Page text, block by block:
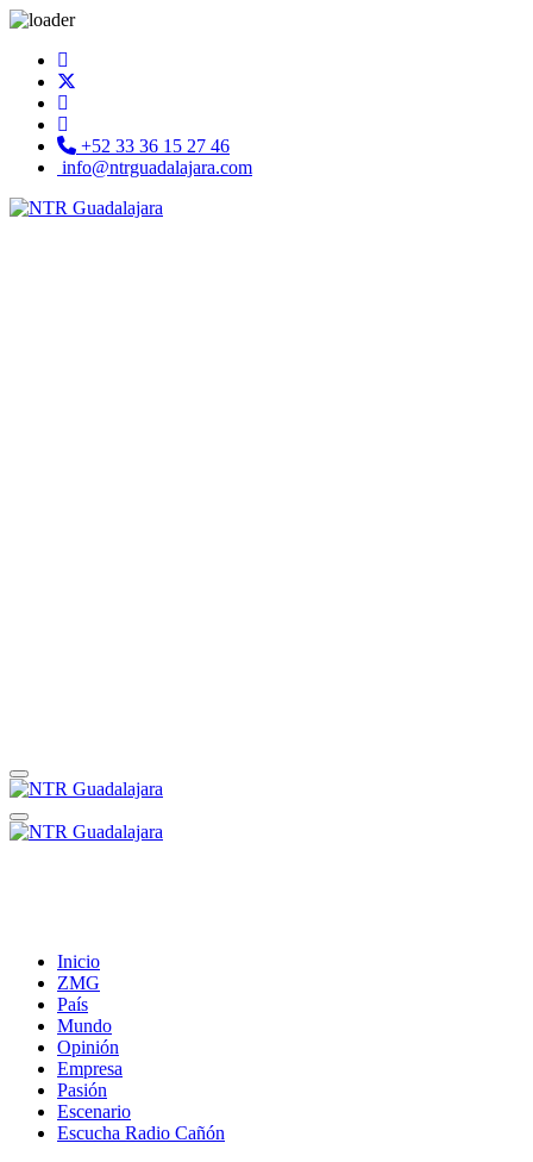
+52 33 36 15 27 46
info@ntrguadalajara.com
Inicio
ZMG
País
Mundo
Opinión
Empresa
Pasión
Escenario
Escucha Radio Cañón